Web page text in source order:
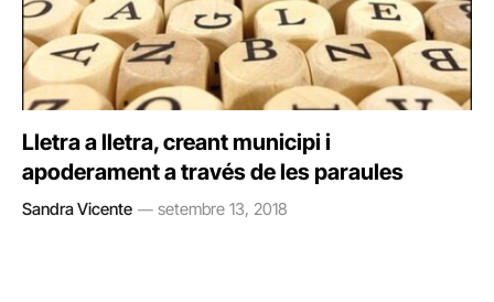
Lletra a lletra, creant municipi i
apoderament a través de les paraules
Sandra Vicente setembre 13, 2018